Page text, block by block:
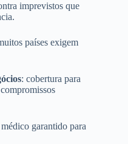
imprevistos que
países exigem
: cobertura para
garantido para